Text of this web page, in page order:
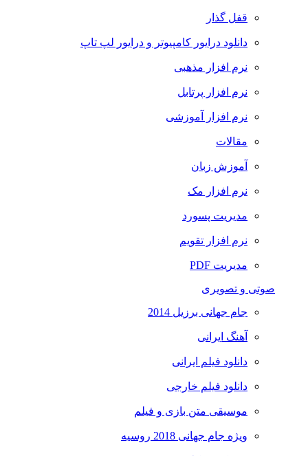
قفل گذار
دانلود درایور کامپیوتر و درایور لپ تاپ
نرم افزار مذهبی
نرم افزار پرتابل
نرم افزار آموزشی
مقالات
آموزش زبان
نرم افزار مک
مدیریت پسورد
نرم افزار تقویم
مدیریت PDF
صوتی و تصویری
جام جهانی برزیل 2014
آهنگ ایرانی
دانلود فیلم ایرانی
دانلود فیلم خارجی
موسیقی متن بازی و فیلم
ویژه جام جهانی 2018 روسیه